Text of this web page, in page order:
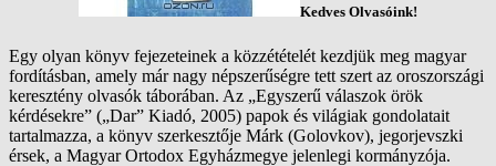
Kedves Olvasóink!
Egy olyan könyv fejezeteinek a közzétételét kezdjük meg magyar
fordításban, amely már nagy népszerűségre tett szert az oroszországi
keresztény olvasók táborában. Az „Egyszerű válaszok örök
kérdésekre” („Dar” Kiadó, 2005) papok és világiak gondolatait
tartalmazza, a könyv szerkesztője Márk (Golovkov), jegorjevszki
érsek, a Magyar Ortodox Egyházmegye jelenlegi kormányzója.